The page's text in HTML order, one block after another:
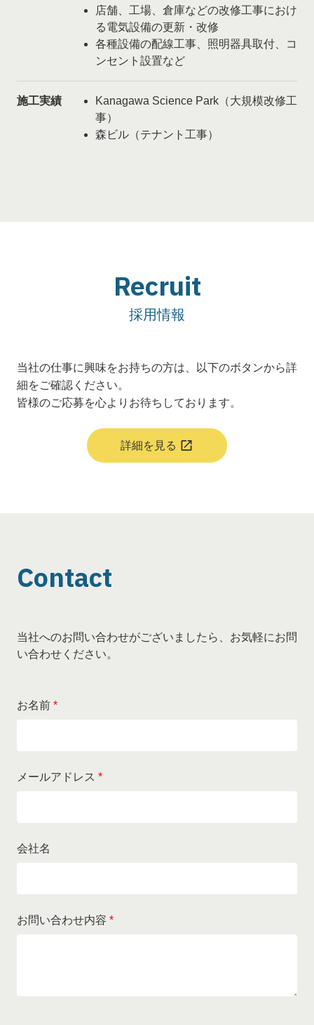
店舗、工場、倉庫などの改修工事におけ
る電気設備の更新・改修
各種設備の配線工事、照明器具取付、コ
ンセント設置など
施工実績
Kanagawa Science Park（大規模改修工
事）
森ビル（テナント工事）
Recruit
採用情報
当社の仕事に興味をお持ちの方は、以下のボタンから詳
細をご確認ください。
皆様のご応募を心よりお待ちしております。
詳細を見る
Contact
当社へのお問い合わせがございましたら、お気軽にお問
い合わせください。
お名前 *
メールアドレス *
会社名
お問い合わせ内容 *